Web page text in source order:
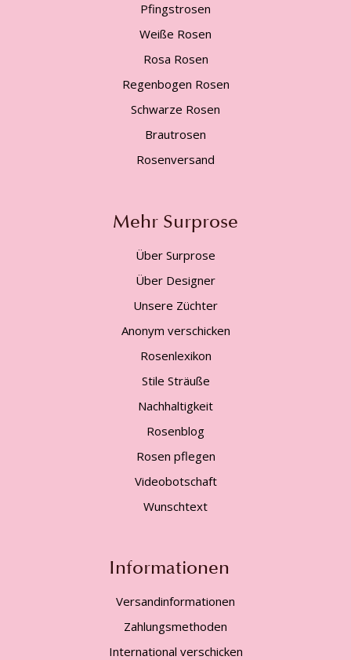
Pfingstrosen
Weiße Rosen
Rosa Rosen
Regenbogen Rosen
Schwarze Rosen
Brautrosen
Rosenversand
Mehr Surprose
Über Surprose
Über Designer
Unsere Züchter
Anonym verschicken
Rosenlexikon
Stile Sträuße
Nachhaltigkeit
Rosenblog
Rosen pflegen
Videobotschaft
Wunschtext
Informationen
Versandinformationen
Zahlungsmethoden
International verschicken